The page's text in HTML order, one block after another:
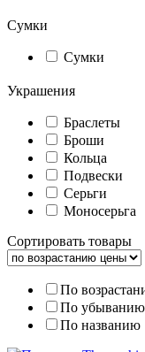
Сумки
Сумки
Украшения
Браслеты
Броши
Кольца
Подвески
Серьги
Моносерьга
Сортировать товары
По
По
По названию